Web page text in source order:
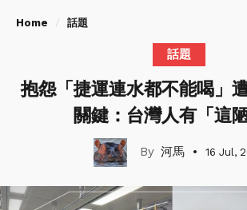
Home 話題
話題
抱怨「捷運連水都不能喝」
關鍵：台灣人有「這陋
河馬 16 Jul,